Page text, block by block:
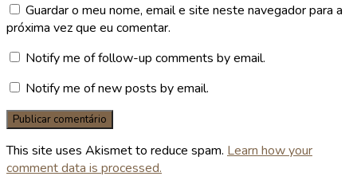
Guardar o meu nome, email e site neste navegador para a
próxima vez que eu comentar.
Notify me of follow-up comments by email.
Notify me of new posts by email.
This site uses Akismet to reduce spam. Learn how your
comment data is processed.